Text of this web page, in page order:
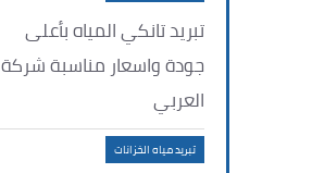
تبريد تانكي المياه بأعلى
جودة واسعار مناسبة شركة
العربي
تبريد مياه الخزانات